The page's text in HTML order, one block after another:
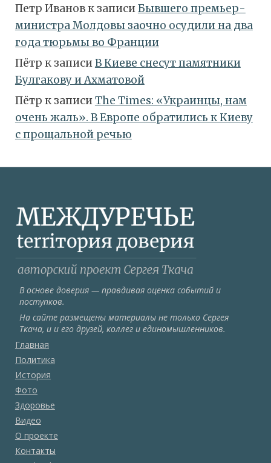
Петр Ивановк записиБывшего премьер-
министра Молдовы заочно осудили на два
года тюрьмы во Франции
Пётр к записиВ Киеве снесут памятники
Булгакову и Ахматовой
Пётр к записиТhe Times: «Украинцы, нам
очень жаль». В Европе обратились к Киеву
с прощальной речью
В основе доверия — правдивая оценка событий и
поступков.
На сайте размещены материалы не только Сергея
Ткача, и и его друзей, коллег и единомышленников.
Главная
Политика
История
Фото
Здоровье
Видео
О проекте
Контакты